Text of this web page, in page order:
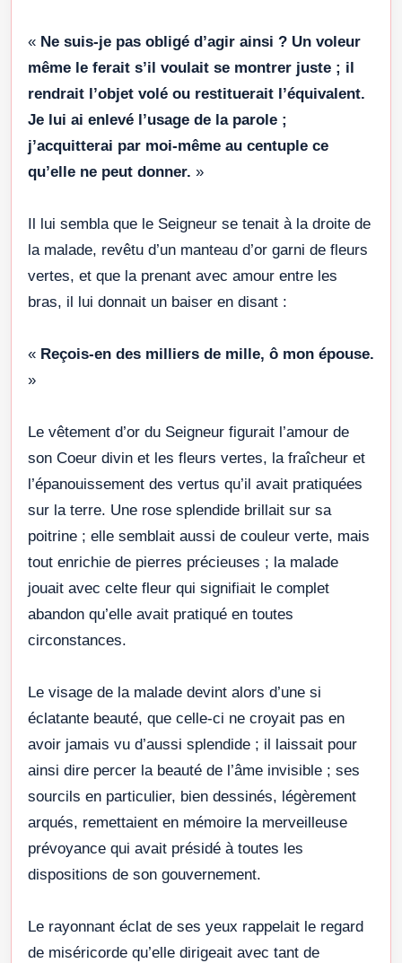
« Ne suis-je pas obligé d’agir ainsi ? Un voleur
même le ferait s’il voulait se montrer juste ; il
rendrait l’objet volé ou restituerait l’équivalent.
Je lui ai enlevé l’usage de la parole ;
j’acquitterai par moi-même au centuple ce
qu’elle ne peut donner. »
Il lui sembla que le Seigneur se tenait à la droite de
la malade, revêtu d’un manteau d’or garni de fleurs
vertes, et que la prenant avec amour entre les
bras, il lui donnait un baiser en disant :
« Reçois-en des milliers de mille, ô mon épouse.
»
Le vêtement d’or du Seigneur figurait l’amour de
son Coeur divin et les fleurs vertes, la fraîcheur et
l’épanouissement des vertus qu’il avait pratiquées
sur la terre. Une rose splendide brillait sur sa
poitrine ; elle semblait aussi de couleur verte, mais
tout enrichie de pierres précieuses ; la malade
jouait avec celte fleur qui signifiait le complet
abandon qu’elle avait pratiqué en toutes
circonstances.
Le visage de la malade devint alors d’une si
éclatante beauté, que celle-ci ne croyait pas en
avoir jamais vu d’aussi splendide ; il laissait pour
ainsi dire percer la beauté de l’âme invisible ; ses
sourcils en particulier, bien dessinés, légèrement
arqués, remettaient en mémoire la merveilleuse
prévoyance qui avait présidé à toutes les
dispositions de son gouvernement.
Le rayonnant éclat de ses yeux rappelait le regard
de miséricorde qu’elle dirigeait avec tant de